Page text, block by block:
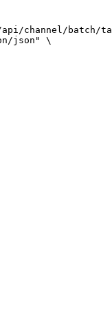
channel/batch/
json"
\